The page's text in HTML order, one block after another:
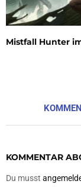
Mistfall Hunter
KOMMENTAR
Du musst